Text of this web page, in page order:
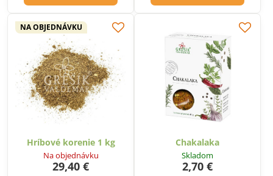
NA OBJEDNÁVKU
Hríbové korenie 1 kg
Na objednávku
29,40 €
Chakalaka
Skladom
2,70 €